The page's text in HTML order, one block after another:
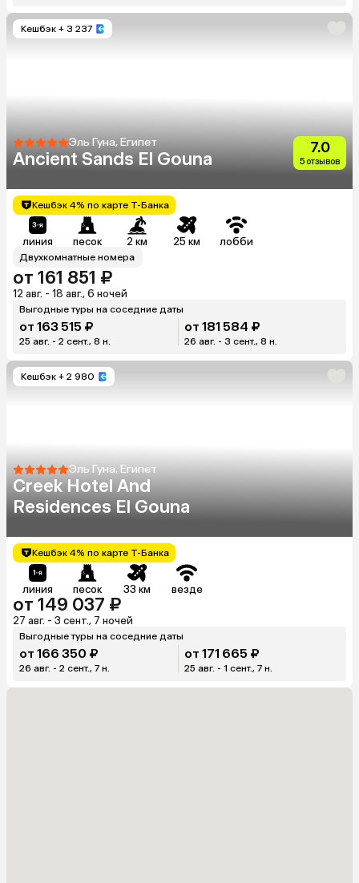
Кешбэк + 3 237
Эль Гуна, Египет
Ancient Sands El Gouna
7.0
5 отзывов
Кешбэк 4% по карте Т-Банка
линия песок 2 км 25 км лобби
Двухкомнатные номера
от 161 851 ₽
12 авг. - 18 авг., 6 ночей
Выгодные туры на соседние даты
от 163 515 ₽
25 авг. - 2 сент., 8 н.
от 181 584 ₽
26 авг. - 3 сент., 8 н.
Кешбэк + 2 980
Эль Гуна, Египет
Creek Hotel And
Residences El Gouna
Кешбэк 4% по карте Т-Банка
линия песок 33 км везде
от 149 037 ₽
27 авг. - 3 сент., 7 ночей
Выгодные туры на соседние даты
от 166 350 ₽
26 авг. - 2 сент., 7 н.
от 171 665 ₽
25 авг. - 1 сент., 7 н.